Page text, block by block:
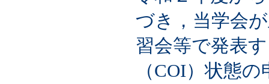
づき，当学会
習会等で発表
（COI）状態